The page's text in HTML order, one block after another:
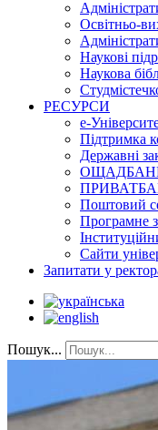
Освітньо-
Наукові
Наукова
РЕСУРСИ
е-
Підтримка
Державні
ОЩАДБАНК
Поштовий
Програмне
Сайти
Запитати у
Пошук...